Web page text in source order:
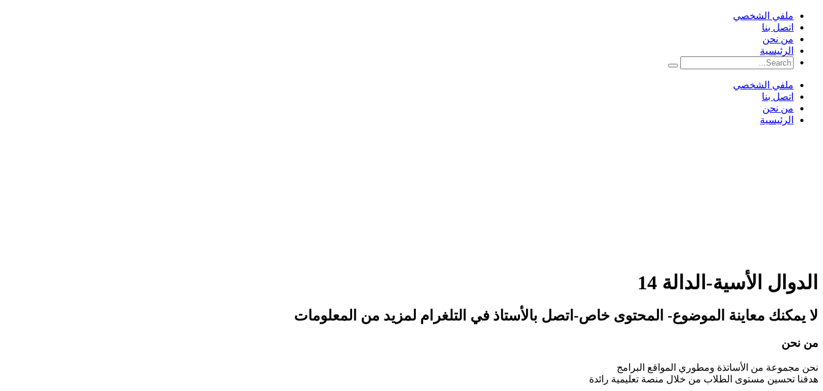
ملفي الشخصي
اتصل بنا
من نحن
الرئيسية
ملفي الشخصي
اتصل بنا
من نحن
الرئيسية
الدوال الأسية-الدالة 14
لا يمكنك معاينة الموضوع- المحتوى خاص-اتصل بالأستاذ في التلغرام لمزيد من المعلومات
من نحن
نحن مجموعة من الأساتذة ومطوري المواقع البرامج
هدفنا تحسين مستوى الطلاب من خلال منصة تعليمية رائدة